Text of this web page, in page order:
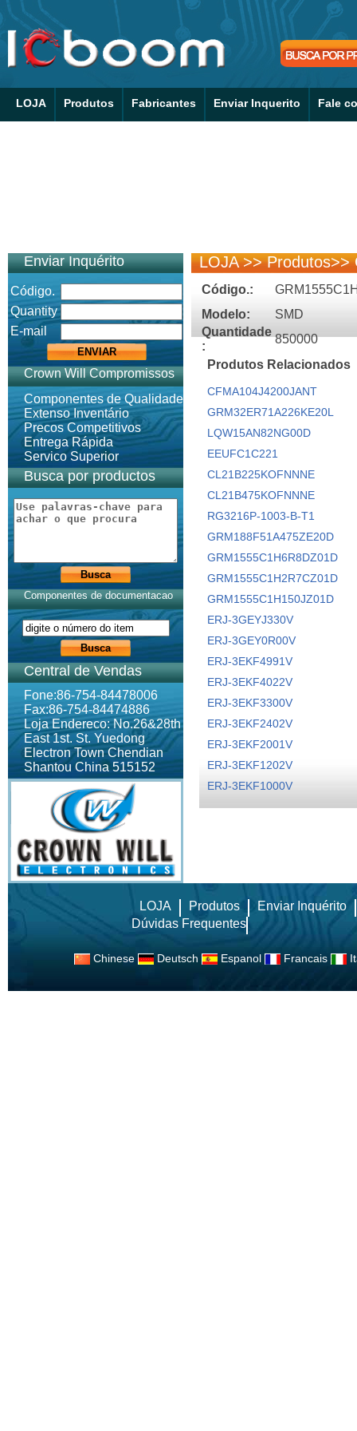
LOJA Produtos Fabricantes Enviar Inquerito Fale
Enviar Inquérito
Código.
Quantity
E-mail
Crown Will Compromissos
Componentes de Qualidade
Extenso Inventário
Precos Competitivos
Entrega Rápida
Servico Superior
Busca por productos
Componentes de documentacao
Central de Vendas
Fone:86-754-84478006
Fax:86-754-84474886
Loja Endereco: No.26&28th
East 1st. St. Yuedong
Electron Town Chendian
Shantou China 515152
LOJA>>Produtos>>
Código.:
Modelo:
SMD
Quantidade
:
850000
Produtos Relacionados
CFMA104J4200JANT
GRM32ER71A226KE20L
LQW15AN82NG00D
EEUFC1C221
CL21B225KOFNNNE
CL21B475KOFNNNE
RG3216P-1003-B-T1
GRM188F51A475ZE20D
GRM1555C1H6R8DZ01D
GRM1555C1H2R7CZ01D
GRM1555C1H150JZ01D
ERJ-3GEYJ330V
ERJ-3GEY0R00V
ERJ-3EKF4991V
ERJ-3EKF4022V
ERJ-3EKF3300V
ERJ-3EKF2402V
ERJ-3EKF2001V
ERJ-3EKF1202V
ERJ-3EKF1000V
LOJA Produtos
Enviar Inquérito
Dúvidas Frequentes
Chinese Deutsch Espanol Francais